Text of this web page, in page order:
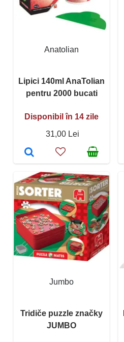
Anatolian
Lipici 140ml AnaTolian
pentru 2000 bucati
Disponibil în 14 zile
31,00 Lei
Jumbo
Tridiče puzzle značky
JUMBO